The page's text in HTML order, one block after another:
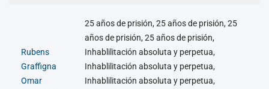
Rubens
Graffigna
Omar
25 años de prisión, 25 años de prisión, 25
años de prisión, 25 años de prisión,
Inhablilitación absoluta y perpetua,
Inhablilitación absoluta y perpetua,
Inhablilitación absoluta y perpetua,